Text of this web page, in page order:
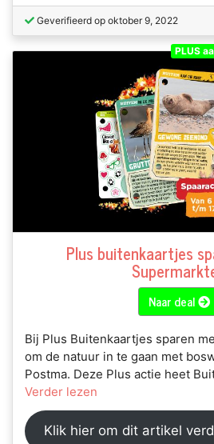
Geverifieerd op oktober 9, 2022
PLUS
Plus buitenkaartjes
Naar deal
Bij Plus Buitenkaartjes sparen
om de natuur in te gaan met
Postma. Deze Plus actie heet
Verder lezen
Klik hier om dit artikel